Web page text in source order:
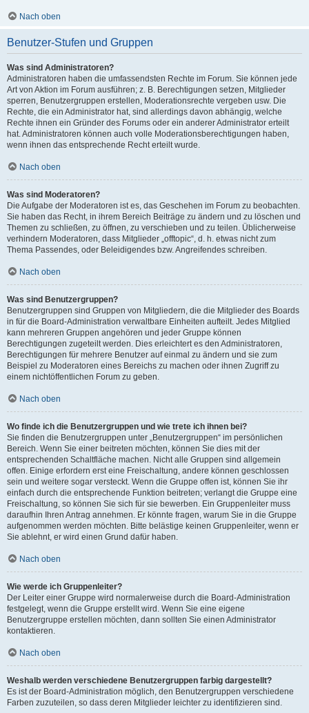
Nach oben
Benutzer-Stufen und Gruppen
Was sind Administratoren?
Administratoren haben die umfassendsten Rechte im Forum. Sie können jede
Art von Aktion im Forum ausführen; z. B. Berechtigungen setzen, Mitglieder
sperren, Benutzergruppen erstellen, Moderationsrechte vergeben usw. Die
Rechte, die ein Administrator hat, sind allerdings davon abhängig, welche
Rechte ihnen ein Gründer des Forums oder ein anderer Administrator erteilt
hat. Administratoren können auch volle Moderationsberechtigungen haben,
wenn ihnen das entsprechende Recht erteilt wurde.
Nach oben
Was sind Moderatoren?
Die Aufgabe der Moderatoren ist es, das Geschehen im Forum zu beobachten.
Sie haben das Recht, in ihrem Bereich Beiträge zu ändern und zu löschen und
Themen zu schließen, zu öffnen, zu verschieben und zu teilen. Üblicherweise
verhindern Moderatoren, dass Mitglieder „offtopic“, d. h. etwas nicht zum
Thema Passendes, oder Beleidigendes bzw. Angreifendes schreiben.
Nach oben
Was sind Benutzergruppen?
Benutzergruppen sind Gruppen von Mitgliedern, die die Mitglieder des Boards
in für die Board-Administration verwaltbare Einheiten aufteilt. Jedes Mitglied
kann mehreren Gruppen angehören und jeder Gruppe können
Berechtigungen zugeteilt werden. Dies erleichtert es den Administratoren,
Berechtigungen für mehrere Benutzer auf einmal zu ändern und sie zum
Beispiel zu Moderatoren eines Bereichs zu machen oder ihnen Zugriff zu
einem nichtöffentlichen Forum zu geben.
Nach oben
Wo finde ich die Benutzergruppen und wie trete ich ihnen bei?
Sie finden die Benutzergruppen unter „Benutzergruppen“ im persönlichen
Bereich. Wenn Sie einer beitreten möchten, können Sie dies mit der
entsprechenden Schaltfläche machen. Nicht alle Gruppen sind allgemein
offen. Einige erfordern erst eine Freischaltung, andere können geschlossen
sein und weitere sogar versteckt. Wenn die Gruppe offen ist, können Sie ihr
einfach durch die entsprechende Funktion beitreten; verlangt die Gruppe eine
Freischaltung, so können Sie sich für sie bewerben. Ein Gruppenleiter muss
daraufhin Ihren Antrag annehmen. Er könnte fragen, warum Sie in die Gruppe
aufgenommen werden möchten. Bitte belästige keinen Gruppenleiter, wenn er
Sie ablehnt, er wird einen Grund dafür haben.
Nach oben
Wie werde ich Gruppenleiter?
Der Leiter einer Gruppe wird normalerweise durch die Board-Administration
festgelegt, wenn die Gruppe erstellt wird. Wenn Sie eine eigene
Benutzergruppe erstellen möchten, dann sollten Sie einen Administrator
kontaktieren.
Nach oben
Weshalb werden verschiedene Benutzergruppen farbig dargestellt?
Es ist der Board-Administration möglich, den Benutzergruppen verschiedene
Farben zuzuteilen, so dass deren Mitglieder leichter zu identifizieren sind.